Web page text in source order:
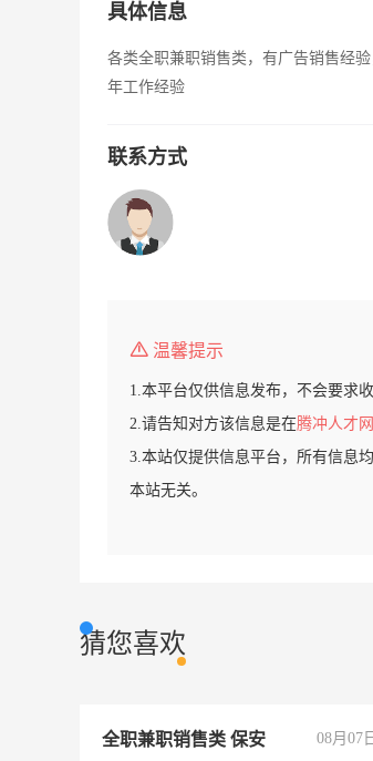
具体信息
各类全职兼职销售类，有广告销售经
年工作经验
联系方式
温馨提示
1.本平台仅供信息发布，不会要求
2.请告知对方该信息是在腾冲人才网
3.本站仅提供信息平台，所有信息
本站无关。
猜您喜欢
全职兼职销售类 保安 08月07